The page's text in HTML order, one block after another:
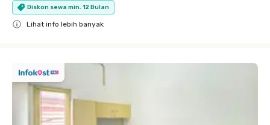
Diskon sewa min. 12 Bulan
Lihat info lebih banyak